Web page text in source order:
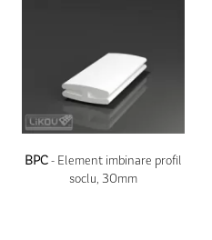
BPC - Element imbinare profil
soclu, 30mm